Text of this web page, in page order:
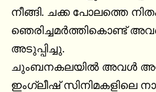
നീങ്ങി. ചക്ക പോലത്തെ
ഞെരിച്ചമര്‍ത്തികൊണ്ട്
അടുപ്പിച്ചു.
ചുംബനകലയില്‍ അവള്‍
ഇംഗ്ലീഷ് സിനിമകളിലെ